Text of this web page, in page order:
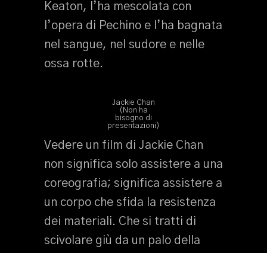
Keaton, l’ha mescolata con
l’opera di Pechino e l’ha bagnata
nel sangue, nel sudore e nelle
ossa rotte.
Jackie Chan
(Non ha
bisogno di
presentazioni)
Vedere un film di Jackie Chan
non significa solo assistere a una
coreografia; significa assistere a
un corpo che sfida la resistenza
dei materiali. Che si tratti di
scivolare giù da un palo della